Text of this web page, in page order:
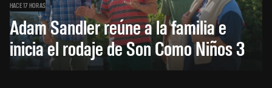
HACE 17 HORAS
Adam Sandler reúne a la familia e
inicia el rodaje de Son Como Niños 3